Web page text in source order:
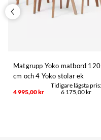
Matgrupp Yoko matbord 120
cm och 4 Yoko stolar ek
4 995,00 kr 6 175,00 kr